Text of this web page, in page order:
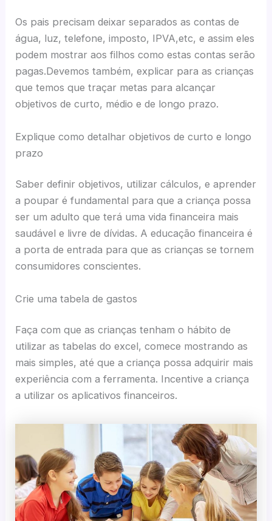
Os pais precisam deixar separados as contas de
água, luz, telefone, imposto, IPVA,etc, e assim eles
podem mostrar aos filhos como estas contas serão
pagas.Devemos também, explicar para as crianças
que temos que traçar metas para alcançar
objetivos de curto, médio e de longo prazo.
Explique como detalhar objetivos de curto e longo
prazo
Saber definir objetivos, utilizar cálculos, e aprender
a poupar é fundamental para que a criança possa
ser um adulto que terá uma vida financeira mais
saudável e livre de dívidas. A educação financeira é
a porta de entrada para que as crianças se tornem
consumidores conscientes.
Crie uma tabela de gastos
Faça com que as crianças tenham o hábito de
utilizar as tabelas do excel, comece mostrando as
mais simples, até que a criança possa adquirir mais
experiência com a ferramenta. Incentive a criança
a utilizar os aplicativos financeiros.